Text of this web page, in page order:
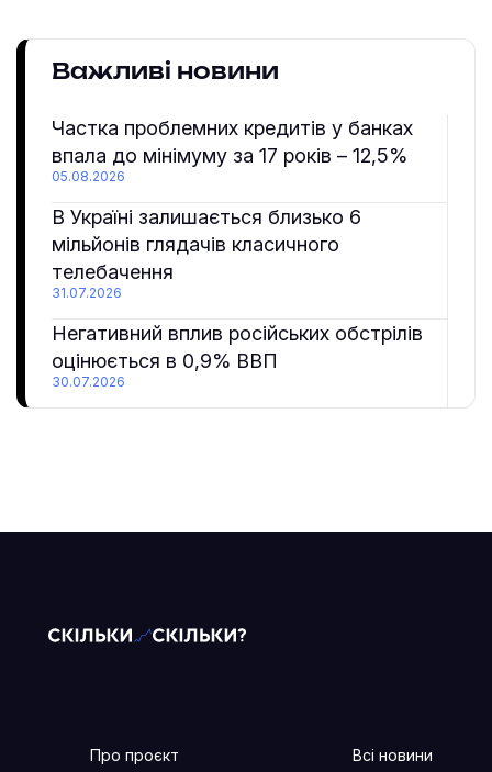
Важливі новини
Частка проблемних кредитів у банках
впала до мінімуму за 17 років – 12,5%
05.08.2026
В Україні залишається близько 6
мільйонів глядачів класичного
телебачення
31.07.2026
Негативний вплив російських обстрілів
оцінюється в 0,9% ВВП
30.07.2026
Про проєкт
Всі новини